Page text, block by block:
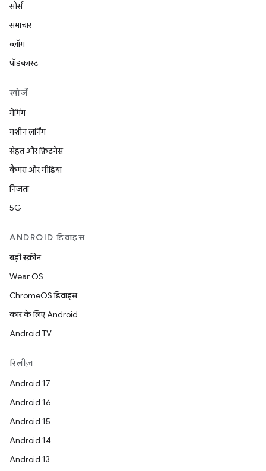
सोर्स
समाचार
ब्लॉग
पॉडकास्ट
खोजें
गेमिंग
मशीन लर्निंग
सेहत और फ़िटनेस
कैमरा और मीडिया
निजता
5G
ANDROID डिवाइस
बड़ी स्क्रीन
Wear OS
ChromeOS डिवाइस
कार के लिए Android
Android TV
रिलीज़
Android 17
Android 16
Android 15
Android 14
Android 13